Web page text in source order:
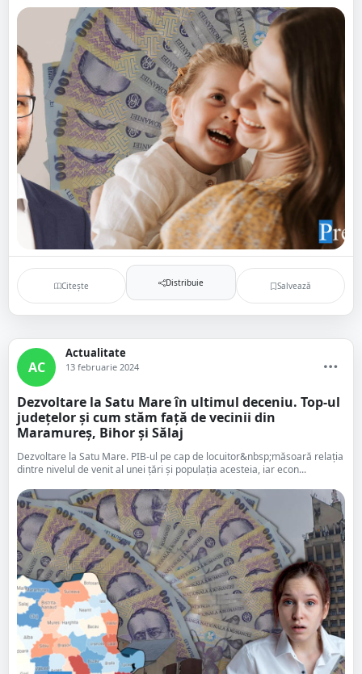
Citește Distribuie Salvează
AC
Actualitate
13 februarie 2024
Dezvoltare la Satu Mare în ultimul deceniu. Top-ul
județelor și cum stăm față de vecinii din
Maramureș, Bihor și Sălaj
Dezvoltare la Satu Mare. PIB-ul pe cap de locuitor&nbsp;măsoară relația
dintre nivelul de venit al unei țări și populația acesteia, iar econ...